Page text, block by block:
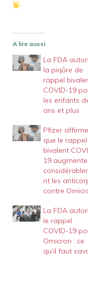
A lire aussi
La FDA
la piqûre de
rappel
COVID-19
les enfants
ans et plus
Pfizer affirme
que le rappel
bivalent
19 augmente
nt les
contre
La FDA
le rappel
COVID-19
Omicron : ce
qu’il faut